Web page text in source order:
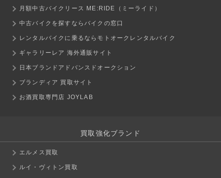
月額中古バイクリース ME:RIDE（ミーライド）
中古バイクを探すならバイクの窓口
レンタルバイクに乗るならモトオークレンタルバイク
ギャラリーレア 海外通販サイト
日本ブランドアドバンスドオークション
ブランディア 買取サイト
お酒買取専門店 JOYLAB
買取強化ブランド
エルメス買取
ルイ・ヴィトン買取